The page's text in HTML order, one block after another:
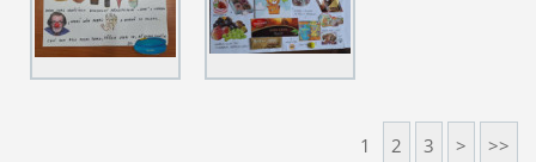
1 2 3 > >>